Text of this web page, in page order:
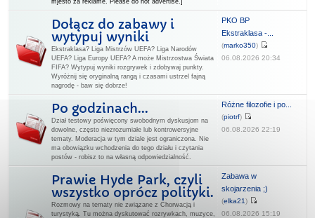
mjesto za reklame. Please do not advertise.]
Dołącz do zabawy i
wytypuj wyniki
Ekstraklasa? Liga Mistrzów UEFA? Liga Narodów
UEFA? Liga Europy UEFA? A może Mistrzostwa Świata
FIFA? Wytypuj wyniki rozgrywek i zdobywaj punkty.
Wyróżnij się oryginalną rangą i czasami ustrzel fajną
nagrodę - baw się dobrze!
PKO BP
Ekstraklasa -...
(marko350)
06.08.2026 20:34
Po godzinach...
Dział testowy poświęcony swobodnym dyskusjom na
dowolne, często niezrozumiałe lub kontrowersyjne
tematy. Moderacja w tym dziale jest ograniczona. Nie
ma obowiązku wchodzenia do tego działu i czytania
postów - robisz to na własną odpowiedzialność.
Różne filozofie i po...
(piotrf)
06.08.2026 22:19
Prawie Hyde Park, czyli
wszystko oprócz polityki.
Rozmowy na tematy nie związane z Chorwacją i
turystyką. Tu można dyskutować rozrywkach, muzyce,
Zabawa w
skojarzenia ;)
(elka21)
06.08.2026 15:19